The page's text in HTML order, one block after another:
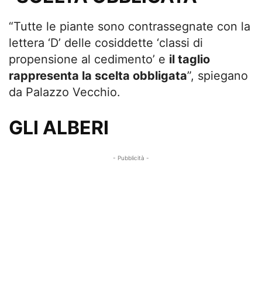
“Tutte le piante sono contrassegnate con la
lettera ‘D’ delle cosiddette ‘classi di
propensione al cedimento’ e il taglio
rappresenta la scelta obbligata”, spiegano
da Palazzo Vecchio.
GLI ALBERI
- Pubblicità -